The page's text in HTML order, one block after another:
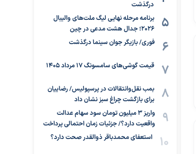
درگذشت
برنامه مرحله نهایی لیگ ملت‌های والیبال
۲۰۲۶؛ جدال هشت مدعی در چین
فوری/ بازیگر جوان سینما درگذشت
قیمت گوشی‌های سامسونگ 17 مرداد 1405
بمب نقل‌وانتقالات در پرسپولیس/ رضاییان
برای بازگشت چراغ سبز نشان داد
واریز ۳ میلیون تومان سود سهام عدالت
واقعیت دارد؟/ جزئیات زمان احتمالی پرداخت
استعفای محمدباقر ذوالقدر صحت دارد؟